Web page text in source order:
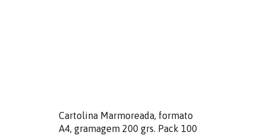
Cartolina Marmoreada, formato
A4, gramagem 200 grs. Pack 100